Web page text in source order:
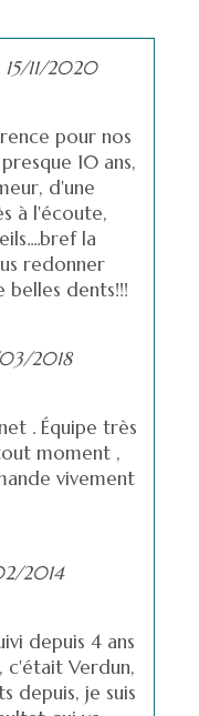
15/11/2020
pour nos
10 ans,
d'une
à l'écoute,
la
redonner
belles dents!!!
2018
. Équipe très
moment ,
vivement
2014
depuis 4 ans
c'était Verdun,
depuis, je suis